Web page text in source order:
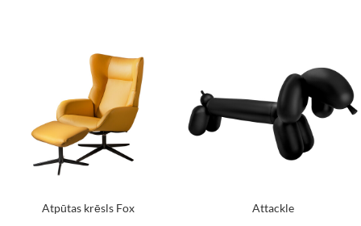
Atpūtas krēsls Fox Attackle